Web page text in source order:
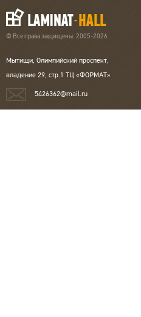
© Все права защищены. 2005-2026
Мытищи, Олимпийский проспект,
владение 29, стр.1 ТЦ «ФОРМАТ»
5426362@mail.ru